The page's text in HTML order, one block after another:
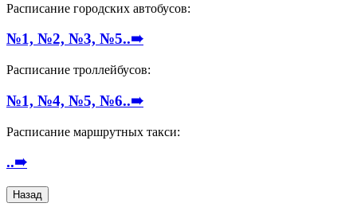
Расписание городских автобусов:
№1, №2, №3, №5..➠
Расписание троллейбусов:
№1, №4, №5, №6..➠
Расписание маршрутных такси:
..➠